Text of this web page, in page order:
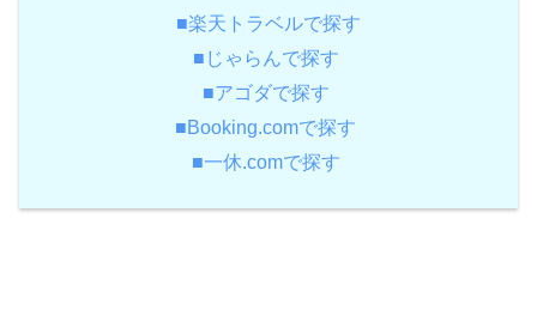
■楽天トラベルで探す
■じゃらんで探す
■アゴダで探す
■Booking.comで探す
■一休.comで探す